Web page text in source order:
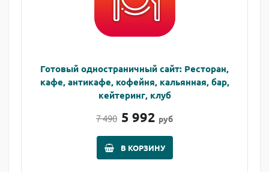
Готовый одностраничный сайт: Ресторан,
кафе, антикафе, кофейня, кальянная, бар,
кейтеринг, клуб
7 490 5 992 руб
В КОРЗИНУ